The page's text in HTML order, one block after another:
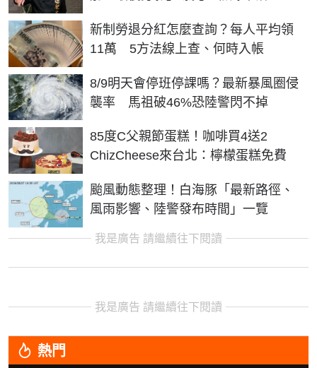
新制勞退分紅怎麼查詢？每人平均領
11萬 5方法線上查、何時入帳
8/9明天會停班停課嗎？最新暴風圈侵
襲率 馬祖破46%恐陸警閃不掉
85度C父親節蛋糕！咖啡買4送2
ChizCheese來台北：檸檬蛋糕免費
颱風動態整理！白海豚「最新路徑、
風雨影響、陸警發布時間」一覽
我是廣告 請繼續往下閱讀
我是廣告 請繼續往下閱讀
熱門